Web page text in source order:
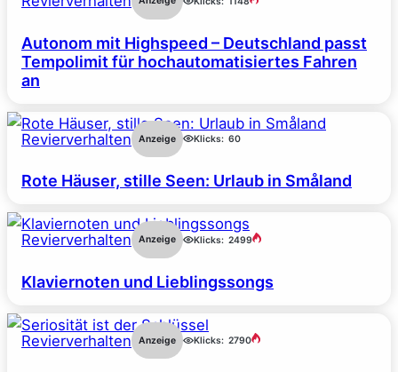
Autonom mit Highspeed – Deutschland passt
Tempolimit für hochautomatisiertes Fahren
an
Revierverhalten Anzeige Klicks: 60
Rote Häuser, stille Seen: Urlaub in Småland
Revierverhalten Anzeige Klicks: 2499
Klaviernoten und Lieblingssongs
Revierverhalten Anzeige Klicks: 2790